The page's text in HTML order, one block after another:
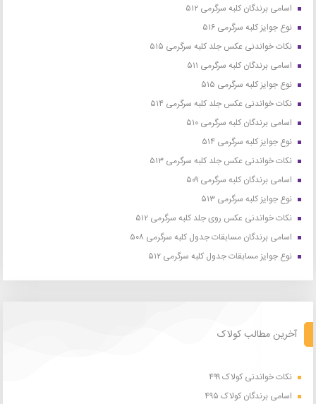
اسامی برندگان کلبه سرگرمی ۵۱۲
نوع جوایز کلبه سرگرمی ۵۱۶
نکات خواندنی عکس جلد کلبه سرگرمی ۵۱۵
اسامی برندگان کلبه سرگرمی ۵۱۱
نوع جوایز کلبه سرگرمی ۵۱۵
نکات خواندنی عکس جلد کلبه سرگرمی ۵۱۴
اسامی برندگان کلبه سرگرمی ۵۱۰
نوع جوایز کلبه سرگرمی ۵۱۴
نکات خواندنی عکس جلد کلبه سرگرمی ۵۱۳
اسامی برندگان کلبه سرگرمی ۵۰۹
نوع جوایز کلبه سرگرمی ۵۱۳
نکات خواندنی عکس روی جلد کلبه سرگرمی ۵۱۲
اسامی برندگان مسابقات جدول کلبه سرگرمی ۵۰۸
نوع جوایز مسابقات جدول کلبه سرگرمی ۵۱۲
آخرین مطالب کولاک
نکات خواندنی کولاک ۴۹۹
اسامی برندگان کولاک ۴۹۵